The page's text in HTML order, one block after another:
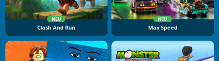
NEU
Clash And Run
NEU
Max Speed